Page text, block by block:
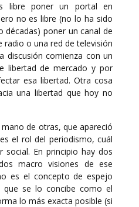
libre poner un portal en
no es libre (no lo ha sido
décadas) poner un canal de
radio o una red de televisión
discusión comienza con un
libertad de mercado y por
esa libertad. Otra cosa
una libertad que hoy no
de otras, que apareció
el rol del periodismo, cuál
En principio hay dos
macro visiones de ese
es el concepto de espejo
que se lo concibe como el
lo más exacta posible (si